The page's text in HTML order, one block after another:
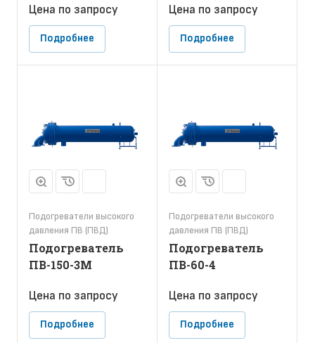
Цена по запросу
Подробнее
Цена по запросу
Подробнее
Подогреватели высокого
давления ПВ (ПВД)
Подогреватель
ПВ-150-3М
Цена по запросу
Подробнее
Подогреватели высокого
давления ПВ (ПВД)
Подогреватель
ПВ-60-4
Цена по запросу
Подробнее